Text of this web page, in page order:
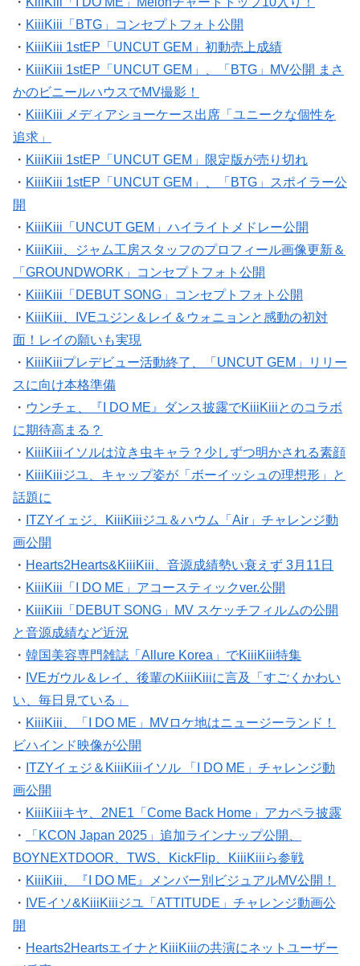
・ KiiiKiii「BTG」コンセプトフォト公開
・ KiiiKiii 1stEP「UNCUT GEM」初動売上成績
・ KiiiKiii 1stEP「UNCUT GEM」、「BTG」MV公開 まさ
かのビニールハウスでMV撮影！
・ KiiiKiii メディアショーケース出席「ユニークな個性を
追求」
・ KiiiKiii 1stEP「UNCUT GEM」限定版が売り切れ
・ KiiiKiii 1stEP「UNCUT GEM」、「BTG」スポイラー公
開
・ KiiiKiii「UNCUT GEM」ハイライトメドレー公開
・ KiiiKiii、ジャム工房スタッフのプロフィール画像更新＆
「GROUNDWORK」コンセプトフォト公開
・ KiiiKiii「DEBUT SONG」コンセプトフォト公開
・ KiiiKiii、IVEユジン＆レイ＆ウォニョンと感動の初対
面！レイの願いも実現
・ KiiiKiiiプレデビュー活動終了、「UNCUT GEM」リリー
スに向け本格準備
・ ウンチェ、『I DO ME』ダンス披露でKiiiKiiiとのコラボ
に期待高まる？
・ KiiiKiiiイソルは泣き虫キャラ？少しずつ明かされる素顔
・ KiiiKiiiジユ、キャップ姿が「ボーイッシュの理想形」と
話題に
・ ITZYイェジ、KiiiKiiiジユ＆ハウム「Air」チャレンジ動
画公開
・ Hearts2Hearts&KiiiKiii、音源成績勢い衰えず 3月11日
・ KiiiKiii「I DO ME」アコースティックver.公開
・ KiiiKiii「DEBUT SONG」MV スケッチフィルムの公開
と音源成績など近況
・ 韓国美容専門雑誌「Allure Korea」でKiiiKiii特集
・ IVEガウル＆レイ、後輩のKiiiKiiiに言及「すごくかわい
い、毎日見ている」
・ KiiiKiii、「I DO ME」MVロケ地はニュージーランド！
ビハインド映像が公開
・ ITZYイェジ＆KiiiKiiiイソル 「I DO ME」チャレンジ動
画公開
・ KiiiKiiiキヤ、2NE1「Come Back Home」アカペラ披露
・
「KCON Japan 2025」追加ラインナップ公開、
BOYNEXTDOOR、TWS、KickFlip、KiiiKiiiら参戦
・ KiiiKiii、『I DO ME』メンバー別ビジュアルMV公開！
・ IVEイソ&KiiiKiiiジユ「ATTITUDE」チャレンジ動画公
開
・ Hearts2HeartsエイナとKiiiKiiiの共演にネットユーザー